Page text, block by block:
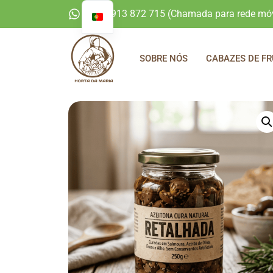
+351 913 872 715 (Chamada para rede
SOBRE NÓS CABAZES DE